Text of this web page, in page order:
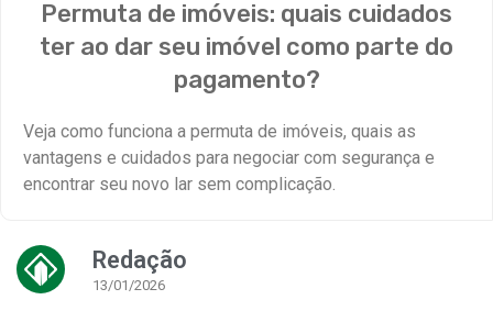
Permuta de imóveis: quais cuidados
ter ao dar seu imóvel como parte do
pagamento?
Veja como funciona a permuta de imóveis, quais as
vantagens e cuidados para negociar com segurança e
encontrar seu novo lar sem complicação.
Redação
13/01/2026